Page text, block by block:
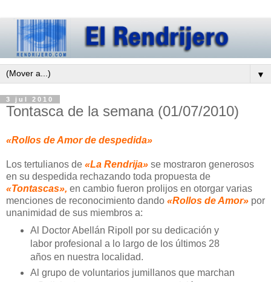
▼
3 jul 2010
Tontasca de la semana (01/07/2010)
«Rollos de Amor de despedida»
Los tertulianos de «La Rendrija» se mostraron generosos
en su despedida rechazando toda propuesta de
«Tontascas», en cambio fueron prolijos en otorgar varias
menciones de reconocimiento dando «Rollos de Amor» por
unanimidad de sus miembros a:
Al Doctor Abellán Ripoll por su dedicación y
labor profesional a lo largo de los últimos 28
años en nuestra localidad.
Al grupo de voluntarios jumillanos que marchan